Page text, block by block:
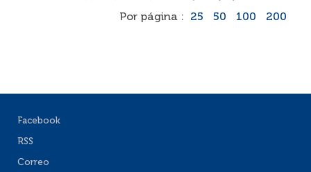
Por página :
25 50 100 200
Facebook
RSS
Correo